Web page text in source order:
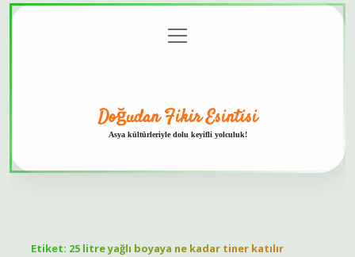
menüyü
aç
Doğudan Fikir Esintisi
Asya kültürleriyle dolu keyifli yolculuk!
Etiket: 25 litre yağlı boyaya ne kadar tiner katılır